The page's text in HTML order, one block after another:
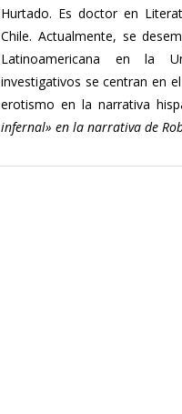
Hurtado. Es doctor en
Chile. Actualmente, se
Latinoamericana en la
investigativos se centran en
erotismo en la narrativa
infernal» en la narrativa de